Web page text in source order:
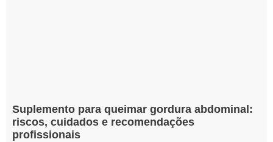
Suplemento para queimar gordura abdominal:
riscos, cuidados e recomendações
profissionais